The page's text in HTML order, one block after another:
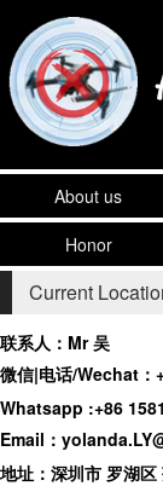
About us
Honor
Current
联系人：Mr 吴
微信|电话/Wechat：
Whatsapp :+86
Email：
地址： 深圳市 罗湖